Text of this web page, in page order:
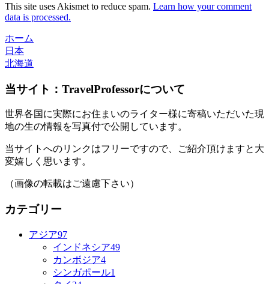
This site uses Akismet to reduce spam. Learn how your comment
data is processed.
ホーム
日本
北海道
当サイト：TravelProfessorについて
世界各国に実際にお住まいのライター様に寄稿いただいた現
地の生の情報を写真付で公開しています。
当サイトへのリンクはフリーですので、ご紹介頂けますと大
変嬉しく思います。
（画像の転載はご遠慮下さい）
カテゴリー
アジア97
インドネシア49
カンボジア4
シンガポール1